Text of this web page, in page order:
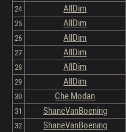
24
AllDim
25
AllDim
26
AllDim
27
AllDim
28
AllDim
29
AllDim
30
Che Modan
31
ShaneVanBoening
32
ShaneVanBoening